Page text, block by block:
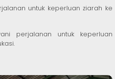
untuk keperluan ziarah ke
perjalanan untuk keperluan